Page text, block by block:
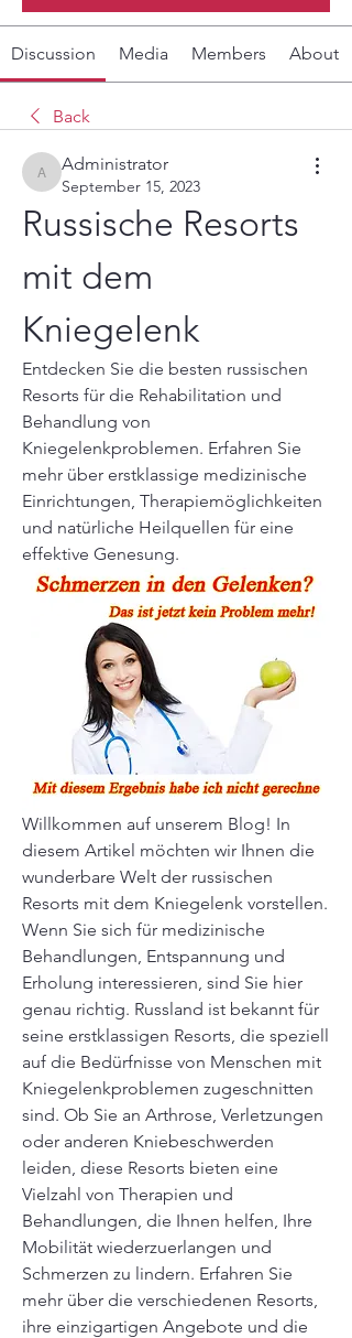
Discussion Media Members About
Back
Administrator
Administrator
September 15, 2023
Russische Resorts
mit dem
Kniegelenk
Entdecken Sie die besten russischen
Resorts für die Rehabilitation und
Behandlung von
Kniegelenkproblemen. Erfahren Sie
mehr über erstklassige medizinische
Einrichtungen, Therapiemöglichkeiten
und natürliche Heilquellen für eine
effektive Genesung.
Willkommen auf unserem Blog! In
diesem Artikel möchten wir Ihnen die
wunderbare Welt der russischen
Resorts mit dem Kniegelenk vorstellen.
Wenn Sie sich für medizinische
Behandlungen, Entspannung und
Erholung interessieren, sind Sie hier
genau richtig. Russland ist bekannt für
seine erstklassigen Resorts, die speziell
auf die Bedürfnisse von Menschen mit
Kniegelenkproblemen zugeschnitten
sind. Ob Sie an Arthrose, Verletzungen
oder anderen Kniebeschwerden
leiden, diese Resorts bieten eine
Vielzahl von Therapien und
Behandlungen, die Ihnen helfen, Ihre
Mobilität wiederzuerlangen und
Schmerzen zu lindern. Erfahren Sie
mehr über die verschiedenen Resorts,
ihre einzigartigen Angebote und die